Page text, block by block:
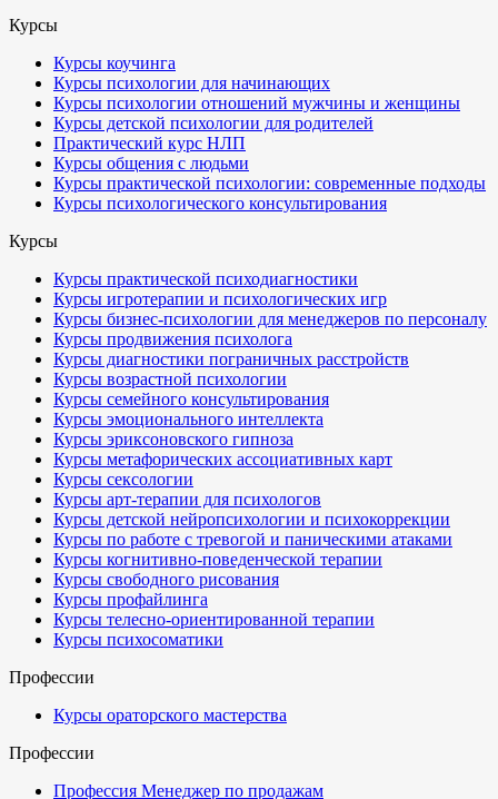
Курсы
Курсы коучинга
Курсы психологии для начинающих
Курсы психологии отношений мужчины и женщины
Курсы детской психологии для родителей
Практический курс НЛП
Курсы общения с людьми
Курсы практической психологии: современные подходы
Курсы психологического консультирования
Курсы
Курсы практической психодиагностики
Курсы игротерапии и психологических игр
Курсы бизнес-психологии для менеджеров по персоналу
Курсы продвижения психолога
Курсы диагностики пограничных расстройств
Курсы возрастной психологии
Курсы семейного консультирования
Курсы эмоционального интеллекта
Курсы эриксоновского гипноза
Курсы метафорических ассоциативных карт
Курсы сексологии
Курсы арт-терапии для психологов
Курсы детской нейропсихологии и психокоррекции
Курсы по работе с тревогой и паническими атаками
Курсы когнитивно-поведенческой терапии
Курсы свободного рисования
Курсы профайлинга
Курсы телесно-ориентированной терапии
Курсы психосоматики
Профессии
Курсы ораторского мастерства
Профессии
Профессия Менеджер по продажам